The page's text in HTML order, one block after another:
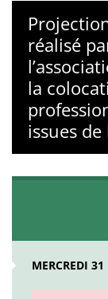
réalisé
la
issues
MERCREDI